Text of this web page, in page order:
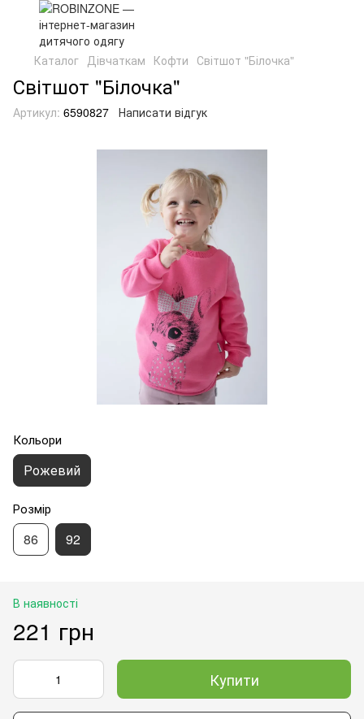
Каталог Дівчаткам Кофти Світшот "Білочка"
Світшот "Білочка"
Артикул: 6590827 Написати відгук
Кольори
Рожевий
Розмір
86 92
В наявності
221 грн
Купити